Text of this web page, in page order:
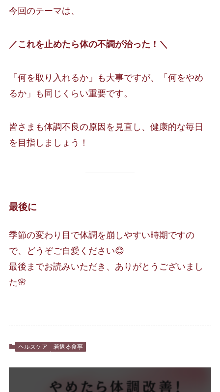
今回のテーマは、
／これを止めたら体の不調が治った！＼
「何を取り入れるか」も大事ですが、「何をやめ
るか」も同じくらい重要です。
皆さまも体調不良の原因を見直し、健康的な毎日
を目指しましょう！
最後に
季節の変わり目で体調を崩しやすい時期ですの
で、どうぞご自愛ください😊
最後までお読みいただき、ありがとうございまし
た🌸
ヘルスケア 若返る食事